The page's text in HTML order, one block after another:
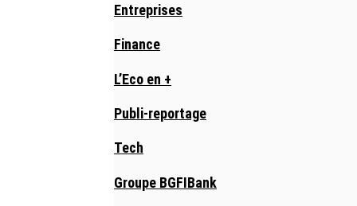
Entreprises
Finance
L’Eco en +
Publi-reportage
Tech
Groupe BGFIBank